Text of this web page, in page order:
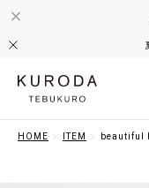
HOME ITEM beautiful